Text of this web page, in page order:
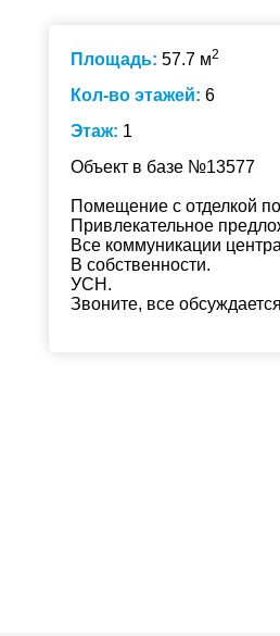
Площадь: 57.7 м2
Кол-во этажей: 6
Этаж: 1
Объект в базе №13577
Помещение с отделкой
Привлекательное
Все коммуникации
В собственности.
УСН.
Звоните, все